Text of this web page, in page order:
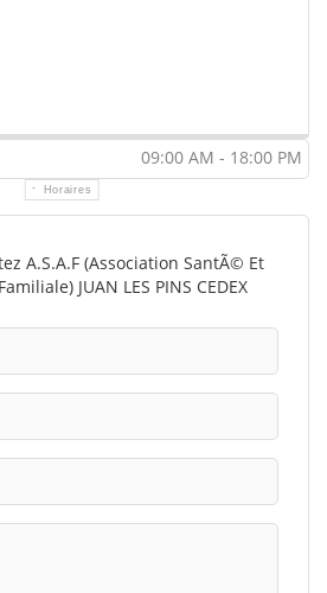
09:00 AM - 18:00 PM
Horaires
A.S.A.F (Association SantÃ© Et
JUAN LES PINS CEDEX